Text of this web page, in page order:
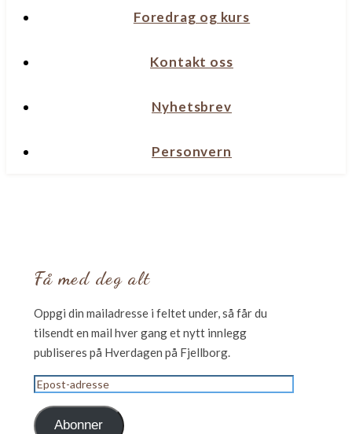
Foredrag og kurs
Kontakt oss
Nyhetsbrev
Personvern
Få med deg alt
Oppgi din mailadresse i feltet under, så får du
tilsendt en mail hver gang et nytt innlegg
publiseres på Hverdagen på Fjellborg.
Epost-
adresse
Abonner